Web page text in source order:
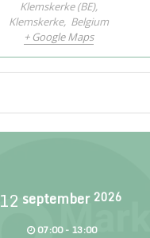
Klemskerke (BE),
Klemskerke, Belgium
+ Google Maps
12 september 2026
07:00 - 13:00